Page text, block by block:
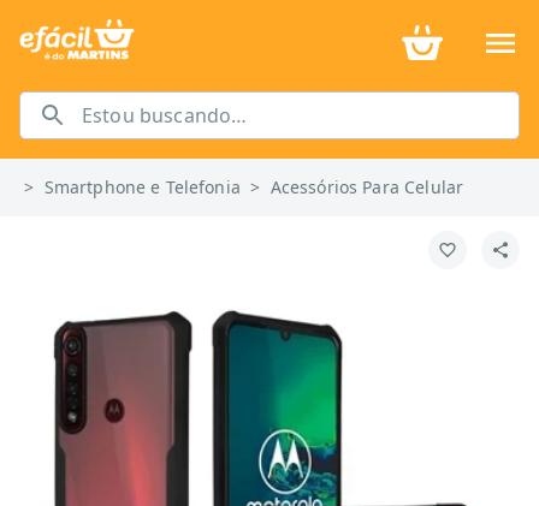
> Smartphone e Telefonia > Acessórios Para Celular